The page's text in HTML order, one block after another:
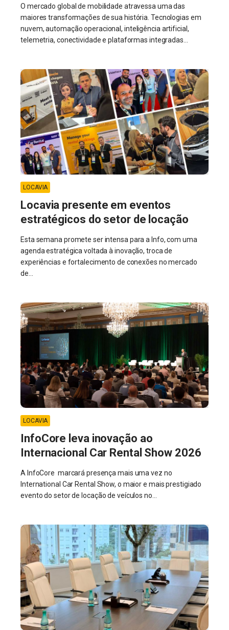
O mercado global de mobilidade atravessa uma das
maiores transformações de sua história. Tecnologias em
nuvem, automação operacional, inteligência artificial,
telemetria, conectividade e plataformas integradas...
LOCAVIA
Locavia presente em eventos
estratégicos do setor de locação
Esta semana promete ser intensa para a Info, com uma
agenda estratégica voltada à inovação, troca de
experiências e fortalecimento de conexões no mercado
de...
LOCAVIA
InfoCore leva inovação ao
Internacional Car Rental Show 2026
A InfoCore marcará presença mais uma vez no
International Car Rental Show, o maior e mais prestigiado
evento do setor de locação de veículos no...